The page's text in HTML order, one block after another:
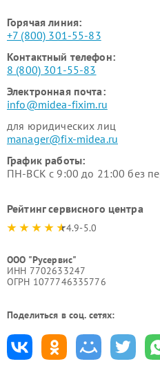
Горячая линия:
+7 (800) 301-55-83
Контактный телефон:
8 (800) 301-55-83
Электронная почта:
info@midea-fixim.ru
для юридических лиц
manager@fix-midea.ru
График работы:
ПН-ВСК с 9:00 до 21:00 без
Рейтинг сервисного центра
4.9-5.0
ООО "Русервис"
ИНН 7702633247
ОГРН 1077746335776
Поделиться в соц. сетях: